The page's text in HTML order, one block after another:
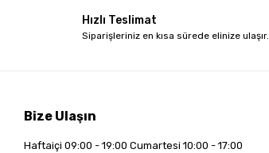
Hızlı Teslimat
Siparişleriniz en kısa sürede elinize ulaşır.
Bize Ulaşın
Haftaiçi 09:00 - 19:00 Cumartesi 10:00 - 17:00